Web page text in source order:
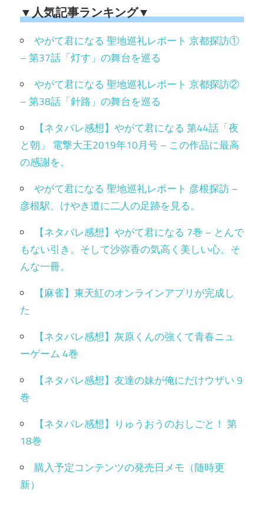
▼人気記事ランキング▼
やがて君になる 聖地巡礼レポート 京都探訪①
– 第37話「灯す」の舞台を巡る
やがて君になる 聖地巡礼レポート 京都探訪②
– 第38話「針路」の舞台を巡る
【ネタバレ感想】やがて君になる 第44話「夜
と朝」 電撃大王2019年10月号 – この作品に最高
の感謝を。
やがて君になる 聖地巡礼レポート 彦根探訪 –
彦根駅、けやき道に二人の足跡を見る。
【ネタバレ感想】やがて君になる 7巻 – とんで
もない引き。そして沙弥香の気高く美しい心。そ
んな一冊。
【麻雀】東天紅のオンラインアプリが完成し
た
【ネタバレ感想】灰原くんの強くて青春ニュ
ーゲーム 4巻
【ネタバレ感想】友達の妹が俺にだけウザい 9
巻
【ネタバレ感想】りゅうおうのおしごと！ 第
18巻
購入予定コンテンツの発売日メモ（随時更
新）